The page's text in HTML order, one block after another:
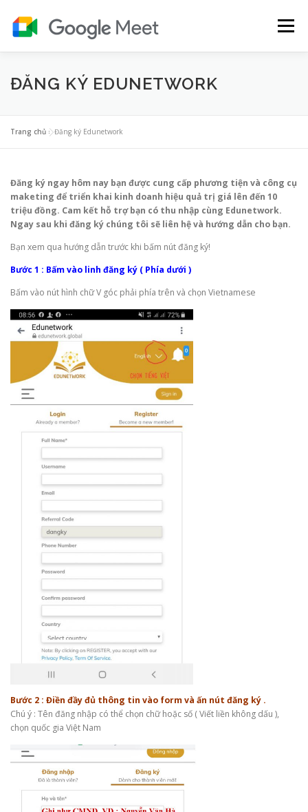
content
Menu
BẢNG GIÁ GOOGLE MEET HƯỚNG DẪN
TIẾNG ANH YOUTUBE PREMIUM
ĐĂNG KÝ EDUNETWORK
Trang chủ »Đăng ký Edunetwork
Đăng ký ngay hôm nay bạn được cung cấp phương tiện và công cụ
maketing để triển khai kinh doanh hiệu quả trị giá lên đến 10
triệu đồng. Cam kết hỗ trợ bạn có thu nhập cùng Edunetwork.
Ngay sau khi đăng ký chúng tôi sẽ liên hệ và hướng dẫn cho bạn.
Bạn xem qua hướng dẫn trước khi bấm nút đăng ký!
Bước 1 : Bấm vào linh đăng ký ( Phía dưới )
Bấm vào nút hình chữ V góc phải phía trên và chọn Vietnamese
Bước 2 : Điền đầy đủ thông tin vào form và ấn nút đăng ký .
Chú ý : Tên đăng nhập có thể chọn chữ hoặc số ( Viết liền không dấu ),
chọn quốc gia Việt Nam